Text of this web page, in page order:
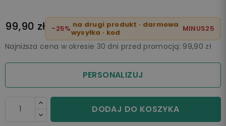
99,90 zł -25% na drugi produkt · darmowa
wysyłka · kod
MINUS25
Najniższa cena w okresie 30 dni przed promocją: 99,90 zł
PERSONALIZUJ
DODAJ DO KOSZYKA